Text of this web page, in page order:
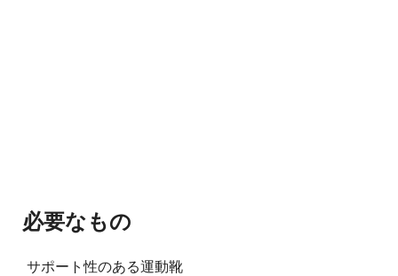
必要なもの
サポート性のある運動靴